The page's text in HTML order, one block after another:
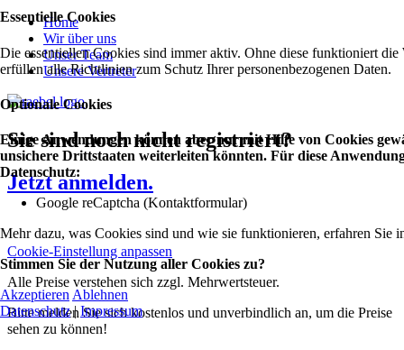
Home
Wir über uns
Unser Team
Unsere Vertreter
Sie sind noch nicht registriert?
Jetzt anmelden.
Cookie-Einstellung anpassen
Alle Preise verstehen sich zzgl. Mehrwertsteuer.
Bitte melden Sie sich kostenlos und unverbindlich an, um die Preise
sehen zu können!
Essentielle Cookies
Die essentiellen Cookies sind immer aktiv. Ohne diese funktioniert
erfüllen alle Richtlinien zum Schutz Ihrer personenbezogenen Daten.
Optionale Cookies
Einige Anwendungen können aber nur mit Hilfe von Cookies
unsichere Drittstaaten weiterleiten könnten. Für diese
Datenschutz:
Google reCaptcha (Kontaktformular)
Mehr dazu, was Cookies sind und wie sie funktionieren, erfahren Sie
Stimmen Sie der Nutzung aller Cookies zu?
Akzeptieren Ablehnen
Datenschutz|Impressum